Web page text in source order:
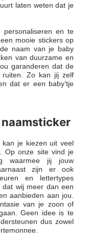
laten weten dat je
personaliseren en te
mooie stickers op
naam van je baby
van duurzame en
garanderen dat de
ruiten. Zo kan jij zelf
dat er een baby’tje
naamsticker
kan je kiezen uit veel
Op onze site vind je
waarmee jij jouw
zijn er ook
en lettertypes
wij meer dan een
aanbieden aan jou.
van je zoon of
Geen idee is te
dus zowel